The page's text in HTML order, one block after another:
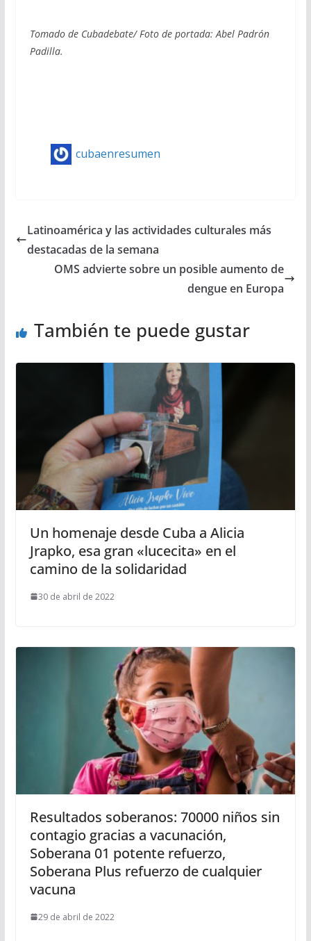
Tomado de Cubadebate/ Foto de portada: Abel Padrón
Padilla.
cubaenresumen
Latinoamérica y las actividades culturales más
destacadas de la semana
OMS advierte sobre un posible aumento de
dengue en Europa
También te puede gustar
Un homenaje desde Cuba a Alicia
Jrapko, esa gran «lucecita» en el
camino de la solidaridad
30 de abril de 2022
Resultados soberanos: 70000 niños sin
contagio gracias a vacunación,
Soberana 01 potente refuerzo,
Soberana Plus refuerzo de cualquier
vacuna
29 de abril de 2022